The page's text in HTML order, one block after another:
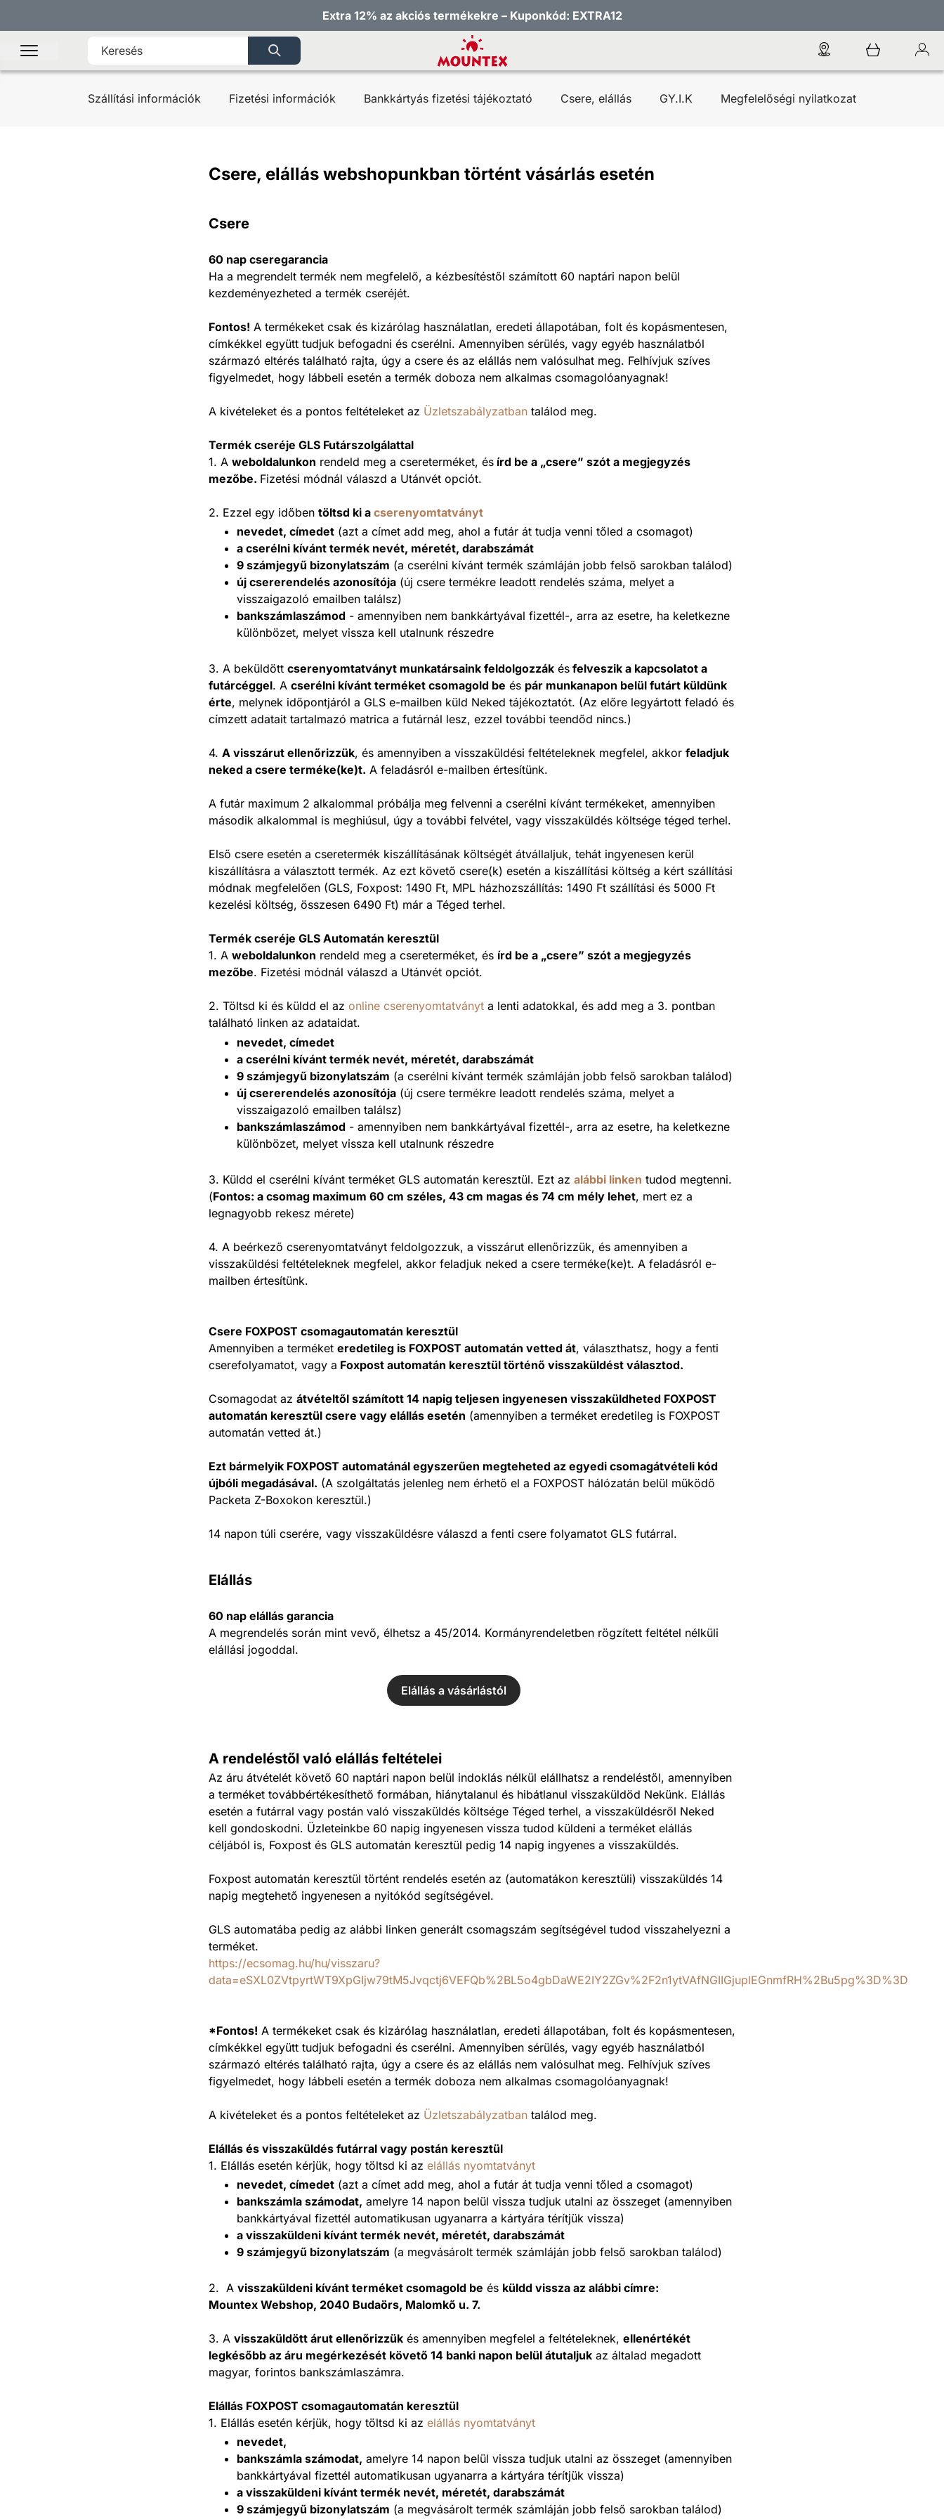
Extra 12% az akciós termékekre – Kuponkód: EXTRA12
Szállítási információk Fizetési információk Bankkártyás fizetési tájékoztató Csere, elállás GY.I.K Megfelelőségi nyilatkozat
Csere, elállás webshopunkban történt vásárlás esetén
Csere
60 nap cseregarancia
Ha a megrendelt termék nem megfelelő, a kézbesítéstől számított 60 naptári napon belül
kezdeményezheted a termék cseréjét.
Fontos! A termékeket csak és kizárólag használatlan, eredeti állapotában, folt és kopásmentesen,
címkékkel együtt tudjuk befogadni és cserélni. Amennyiben sérülés, vagy egyéb használatból
származó eltérés található rajta, úgy a csere és az elállás nem valósulhat meg. Felhívjuk szíves
figyelmedet, hogy lábbeli esetén a termék doboza nem alkalmas csomagolóanyagnak!
A kivételeket és a pontos feltételeket az Üzletszabályzatban találod meg.
Termék cseréje GLS Futárszolgálattal
1. A weboldalunkon rendeld meg a csereterméket, és írd be a „csere” szót a megjegyzés
mezőbe. Fizetési módnál válaszd a Utánvét opciót.
2. Ezzel egy időben töltsd ki a cserenyomtatványt
nevedet, címedet (azt a címet add meg, ahol a futár át tudja venni tőled a csomagot)
a cserélni kívánt termék nevét, méretét, darabszámát
9 számjegyű bizonylatszám (a cserélni kívánt termék számláján jobb felső sarokban találod)
új csererendelés azonosítója (új csere termékre leadott rendelés száma, melyet a
visszaigazoló emailben találsz)
bankszámlaszámod - amennyiben nem bankkártyával fizettél-, arra az esetre, ha keletkezne
különbözet, melyet vissza kell utalnunk részedre
3. A beküldött cserenyomtatványt munkatársaink feldolgozzák és felveszik a kapcsolatot a
futárcéggel. A cserélni kívánt terméket csomagold be és pár munkanapon belül futárt küldünk
érte, melynek időpontjáról a GLS e-mailben küld Neked tájékoztatót. (Az előre legyártott feladó és
címzett adatait tartalmazó matrica a futárnál lesz, ezzel további teendőd nincs.)
4. A visszárut ellenőrizzük, és amennyiben a visszaküldési feltételeknek megfelel, akkor feladjuk
neked a csere terméke(ke)t. A feladásról e-mailben értesítünk.
A futár maximum 2 alkalommal próbálja meg felvenni a cserélni kívánt termékeket, amennyiben
második alkalommal is meghiúsul, úgy a további felvétel, vagy visszaküldés költsége téged terhel.
Első csere esetén a cseretermék kiszállításának költségét átvállaljuk, tehát ingyenesen kerül
kiszállításra a választott termék. Az ezt követő csere(k) esetén a kiszállítási költség a kért szállítási
módnak megfelelően (GLS, Foxpost: 1490 Ft, MPL házhozszállítás: 1490 Ft szállítási és 5000 Ft
kezelési költség, összesen 6490 Ft) már a Téged terhel.
Termék cseréje GLS Automatán keresztül
1. A weboldalunkon rendeld meg a csereterméket, és írd be a „csere” szót a megjegyzés
mezőbe. Fizetési módnál válaszd a Utánvét opciót.
2. Töltsd ki és küldd el az online cserenyomtatványt a lenti adatokkal, és add meg a 3. pontban
található linken az adataidat.
nevedet, címedet
a cserélni kívánt termék nevét, méretét, darabszámát
9 számjegyű bizonylatszám (a cserélni kívánt termék számláján jobb felső sarokban találod)
új csererendelés azonosítója (új csere termékre leadott rendelés száma, melyet a
visszaigazoló emailben találsz)
bankszámlaszámod - amennyiben nem bankkártyával fizettél-, arra az esetre, ha keletkezne
különbözet, melyet vissza kell utalnunk részedre
3. Küldd el cserélni kívánt terméket GLS automatán keresztül. Ezt az alábbi linken tudod megtenni.
(Fontos: a csomag maximum 60 cm széles, 43 cm magas és 74 cm mély lehet, mert ez a
legnagyobb rekesz mérete)
4. A beérkező cserenyomtatványt feldolgozzuk, a visszárut ellenőrizzük, és amennyiben a
visszaküldési feltételeknek megfelel, akkor feladjuk neked a csere terméke(ke)t. A feladásról e-
mailben értesítünk.
Csere FOXPOST csomagautomatán keresztül
Amennyiben a terméket eredetileg is FOXPOST automatán vetted át, választhatsz, hogy a fenti
cserefolyamatot, vagy a Foxpost automatán keresztül történő visszaküldést választod.
Csomagodat az átvételtől számított 14 napig teljesen ingyenesen visszaküldheted FOXPOST
automatán keresztül csere vagy elállás esetén (amennyiben a terméket eredetileg is FOXPOST
automatán vetted át.)
Ezt bármelyik FOXPOST automatánál egyszerűen megteheted az egyedi csomagátvételi kód
újbóli megadásával. (A szolgáltatás jelenleg nem érhető el a FOXPOST hálózatán belül működő
Packeta Z-Boxokon keresztül.)
14 napon túli cserére, vagy visszaküldésre válaszd a fenti csere folyamatot GLS futárral.
Elállás
60 nap elállás garancia
A megrendelés során mint vevő, élhetsz a 45/2014. Kormányrendeletben rögzített feltétel nélküli
elállási jogoddal.
Elállás a vásárlástól
A rendeléstől való elállás feltételei
Az áru átvételét követő 60 naptári napon belül indoklás nélkül elállhatsz a rendeléstől, amennyiben
a terméket továbbértékesíthető formában, hiánytalanul és hibátlanul visszaküldöd Nekünk. Elállás
esetén a futárral vagy postán való visszaküldés költsége Téged terhel, a visszaküldésről Neked
kell gondoskodni. Üzleteinkbe 60 napig ingyenesen vissza tudod küldeni a terméket elállás
céljából is, Foxpost és GLS automatán keresztül pedig 14 napig ingyenes a visszaküldés.
Foxpost automatán keresztül történt rendelés esetén az (automatákon keresztüli) visszaküldés 14
napig megtehető ingyenesen a nyitókód segítségével.
GLS automatába pedig az alábbi linken generált csomagszám segítségével tudod visszahelyezni a
terméket.
https://ecsomag.hu/hu/visszaru?
data=eSXL0ZVtpyrtWT9XpGIjw79tM5Jvqctj6VEFQb%2BL5o4gbDaWE2IY2ZGv%2F2n1ytVAfNGIIGjuplEGnmfRH%2Bu5pg%3D%3D
*Fontos! A termékeket csak és kizárólag használatlan, eredeti állapotában, folt és kopásmentesen,
címkékkel együtt tudjuk befogadni és cserélni. Amennyiben sérülés, vagy egyéb használatból
származó eltérés található rajta, úgy a csere és az elállás nem valósulhat meg. Felhívjuk szíves
figyelmedet, hogy lábbeli esetén a termék doboza nem alkalmas csomagolóanyagnak!
A kivételeket és a pontos feltételeket az Üzletszabályzatban találod meg.
Elállás és visszaküldés futárral vagy postán keresztül
1. Elállás esetén kérjük, hogy töltsd ki az elállás nyomtatványt
nevedet, címedet (azt a címet add meg, ahol a futár át tudja venni tőled a csomagot)
bankszámla számodat, amelyre 14 napon belül vissza tudjuk utalni az összeget (amennyiben
bankkártyával fizettél automatikusan ugyanarra a kártyára térítjük vissza)
a visszaküldeni kívánt termék nevét, méretét, darabszámát
9 számjegyű bizonylatszám (a megvásárolt termék számláján jobb felső sarokban találod)
2. A visszaküldeni kívánt terméket csomagold be és küldd vissza az alábbi címre:
Mountex Webshop, 2040 Budaörs, Malomkő u. 7.
3. A visszaküldött árut ellenőrizzük és amennyiben megfelel a feltételeknek, ellenértékét
legkésőbb az áru megérkezését követő 14 banki napon belül átutaljuk az általad megadott
magyar, forintos bankszámlaszámra.
Elállás FOXPOST csomagautomatán keresztül
1. Elállás esetén kérjük, hogy töltsd ki az elállás nyomtatványt
nevedet,
bankszámla számodat, amelyre 14 napon belül vissza tudjuk utalni az összeget (amennyiben
bankkártyával fizettél automatikusan ugyanarra a kártyára térítjük vissza)
a visszaküldeni kívánt termék nevét, méretét, darabszámát
9 számjegyű bizonylatszám (a megvásárolt termék számláján jobb felső sarokban találod)